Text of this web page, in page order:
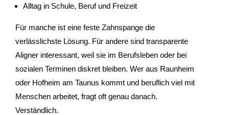
Alltag in Schule, Beruf und Freizeit
Für manche ist eine feste Zahnspange die
verlässlichste Lösung. Für andere sind transparente
Aligner interessant, weil sie im Berufsleben oder bei
sozialen Terminen diskret bleiben. Wer aus Raunheim
oder Hofheim am Taunus kommt und beruflich viel mit
Menschen arbeitet, fragt oft genau danach.
Verständlich.